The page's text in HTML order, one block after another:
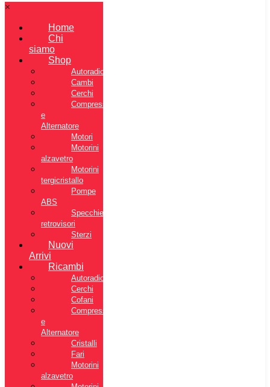
×
Home
Chi
siamo
Shop
Autoradio
Cambi
Cerchi
Compressore
e
Alternatore
Motori
Motorini
alzavetro
Motorini
tergicristallo
Pompe
ABS
Specchietti
retrovisori
Sterzi
Nuovi
Arrivi
Ricambi
Autoradio
Cerchi
Cofani
Compressore
e
Alternatore
Cristalli
Fari
Motorini
alzavetro